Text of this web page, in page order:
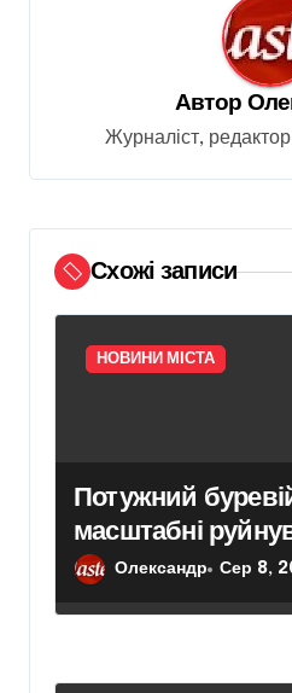
п
с
і
в
Автор
Журналіст,
Схожі записи
НОВИНИ МІСТА
Потужний
масштабні
Київщині
Олександр Сер 8,